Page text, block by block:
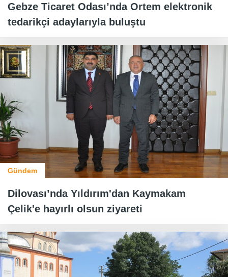
Gebze Ticaret Odası’nda Ortem elektronik
tedarikçi adaylarıyla buluştu
Gündem
Dilovası’nda Yıldırım'dan Kaymakam
Çelik'e hayırlı olsun ziyareti